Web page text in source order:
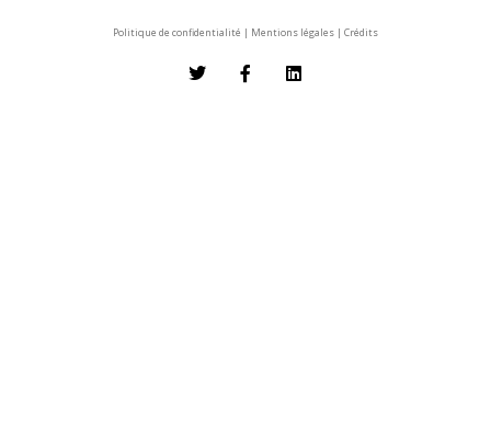
Politique de confidentialité | Mentions légales | Crédits